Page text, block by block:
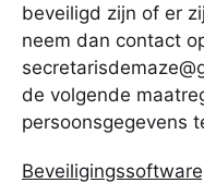
beveiligd zijn of er
neem dan contact
secretarisdemaze@
de volgende
persoonsgegevens